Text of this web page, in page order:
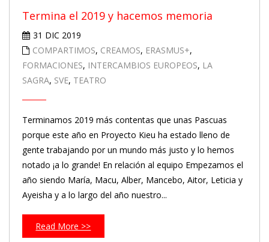
Termina el 2019 y hacemos memoria
31 DIC 2019
COMPARTIMOS, CREAMOS, ERASMUS+,
FORMACIONES, INTERCAMBIOS EUROPEOS, LA
SAGRA, SVE, TEATRO
Terminamos 2019 más contentas que unas Pascuas
porque este año en Proyecto Kieu ha estado lleno de
gente trabajando por un mundo más justo y lo hemos
notado ¡a lo grande! En relación al equipo Empezamos el
año siendo María, Macu, Alber, Mancebo, Aitor, Leticia y
Ayeisha y a lo largo del año nuestro...
Read More >>